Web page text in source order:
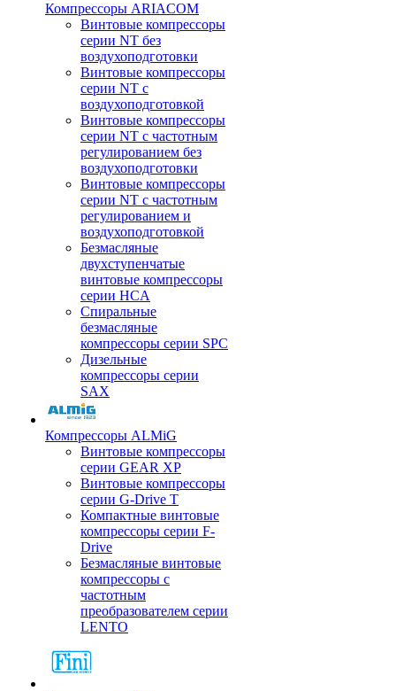
Компрессоры ARIACOM
Винтовые компрессоры
серии NT без
воздухоподготовки
Винтовые компрессоры
серии NT c
воздухоподготовкой
Винтовые компрессоры
серии NT с частотным
регулированием без
воздухоподготовки
Винтовые компрессоры
серии NT с частотным
регулированием и
воздухоподготовкой
Безмасляные
двухступенчатые
винтовые компрессоры
серии HCA
Спиральные
безмасляные
компрессоры серии SPC
Дизельные
компрессоры серии
SAX
Компрессоры ALMiG
Винтовые компрессоры
серии GEAR XP
Винтовые компрессоры
серии G-Drive T
Компактные винтовые
компрессоры серии F-
Drive
Безмасляные винтовые
компрессоры с
частотным
преобразователем серии
LENTO